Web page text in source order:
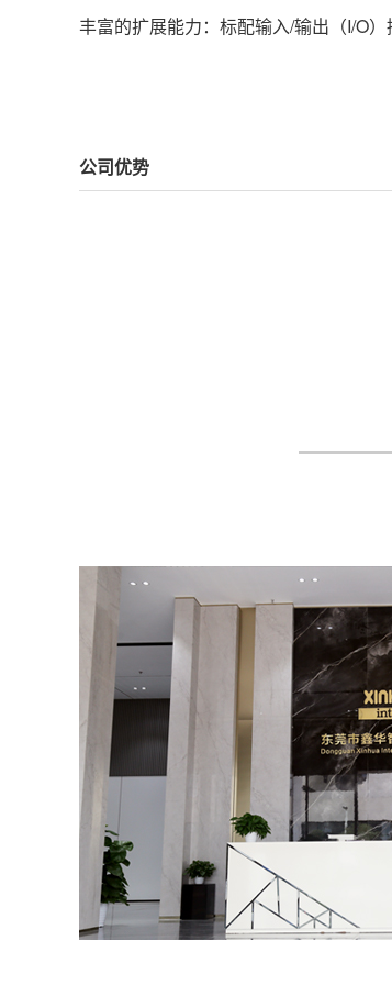
丰富的扩展能力：标配输入/输出（I/O
电源
功能模式
Mode
真空回吸功能
Vacuum suction function
重复精度及吐出频率
Repetition accuracy and spit frequency
最小吐出量
消耗功率
Power consumption
外形尺寸
Dimension
广泛应用于工艺品（
公司优势